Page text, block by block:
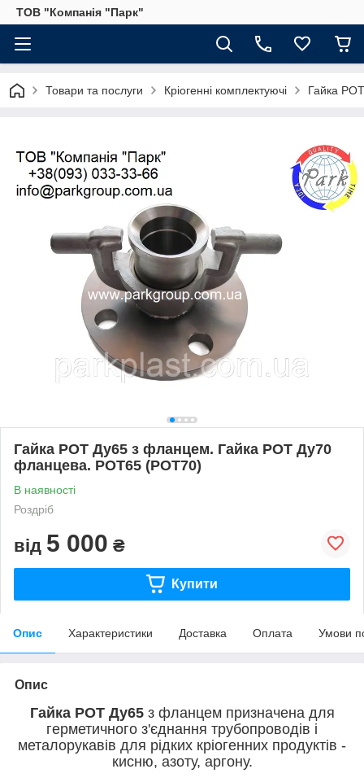
ТОВ "Компанія "Парк"
Товари та послуги Кріогенні комплектуючі Гайка
Гайка РОТ Ду65 з фланцем. Гайка РОТ Ду70
фланцева. РОТ65 (РОТ70)
В наявності
Роздріб
від 5 000 ₴
Купити
Опис Характеристики Доставка Оплата Умови
Опис
Гайка РОТ Ду65 з фланцем призначена для
герметичного з'єднання трубопроводів і
металорукавів для рідких кріогенних продуктів -
кисню, азоту, аргону.